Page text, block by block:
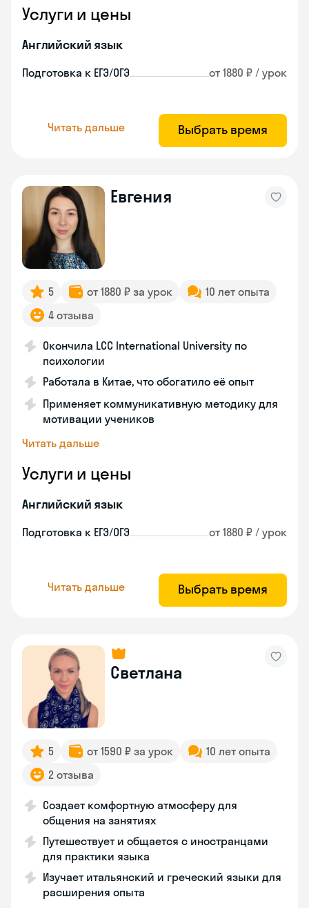
Услуги и цены
Английский язык
Подготовка к ЕГЭ/ОГЭ от 1880 ₽ / урок
Читать дальше Выбрать время
Евгения
5 от 1880 ₽ за урок
10 лет опыта
4 отзыва
Окончила LCC International University по
психологии
Работала в Китае, что обогатило её опыт
Применяет коммуникативную методику для
мотивации учеников
Читать дальше
Услуги и цены
Английский язык
Подготовка к ЕГЭ/ОГЭ от 1880 ₽ / урок
Читать дальше Выбрать время
Светлана
5 от 1590 ₽ за урок
10 лет опыта
2 отзыва
Создает комфортную атмосферу для
общения на занятиях
Путешествует и общается с иностранцами
для практики языка
Изучает итальянский и греческий языки для
расширения опыта